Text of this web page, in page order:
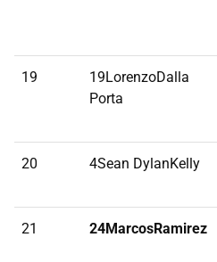
19
19LorenzoDalla
Porta
20 4Sean DylanKelly
21 24MarcosRamirez